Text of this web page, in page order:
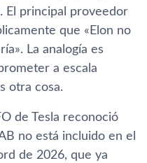
El principal proveedor
que «Elon no
La analogía es
a escala
otra cosa.
de Tesla reconoció
no está incluido en el
de 2026, que ya